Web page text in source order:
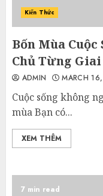
Kiến Thức
Bốn Mùa
Chủ Từng
ADMIN MARCH
Cuộc sống không
mùa Bạn có...
XEM THÊM
7 min read